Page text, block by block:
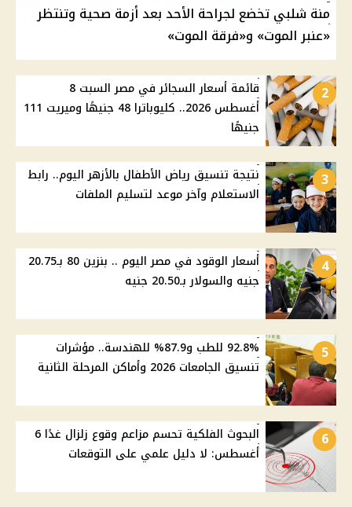
منة شلبي تخضع لجراحة الأحد بعد أزمة صحية وتنتظر
«عنبر الموت» و«فرقة الموت»
2
قائمة أسعار السجائر في مصر السبت 8
أغسطس 2026.. كليوباترا 48 جنيهًا وميريت 111
جنيهًا
3
نتيجة تنسيق رياض الأطفال بالأزهر اليوم.. رابط
الاستعلام وآخر موعد لتسليم الملفات
4
أسعار الوقود في مصر اليوم .. بنزين 80 بـ20.75
جنيه والسولار بـ20.50 جنيه
5
92.8% للطب و87.9% للهندسة.. مؤشرات
تنسيق الجامعات 2026 وأماكن المرحلة الثانية
6
البحوث الفلكية تحسم مزاعم وقوع زلزال غدًا 6
أغسطس: لا دليل علمي على التوقعات